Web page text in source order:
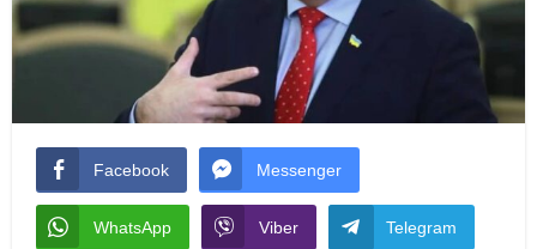
Facebook Messenger
WhatsApp Viber Telegram